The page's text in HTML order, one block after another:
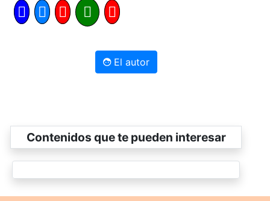
El autor
Contenidos que te pueden interesar